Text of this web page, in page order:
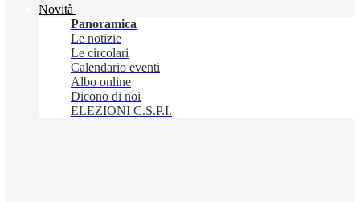
Novità
Panoramica
Le notizie
Le circolari
Calendario eventi
Albo online
Dicono di noi
ELEZIONI C.S.P.I.